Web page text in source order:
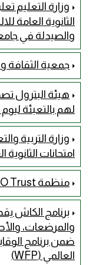
وزارة التعليم
الثانوية
والصيدلة في
جمعية الثقافة
هيئة البترول
لهم بالتعبئة
وزارة التربية
امتحانات
منظمة HALO Trust تعلن عن وظائف شاغرة
برنامج الكاش
والمرضعات،
ضمن برنامج
العالمي (WFP)